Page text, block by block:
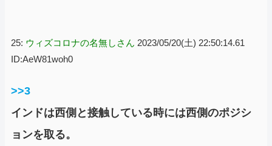
25: ウィズコロナの名無しさん 2023/05/20(土) 22:50:14.61
ID:AeW81woh0
>>3
インドは西側と接触している時には西側のポジシ
ョンを取る。